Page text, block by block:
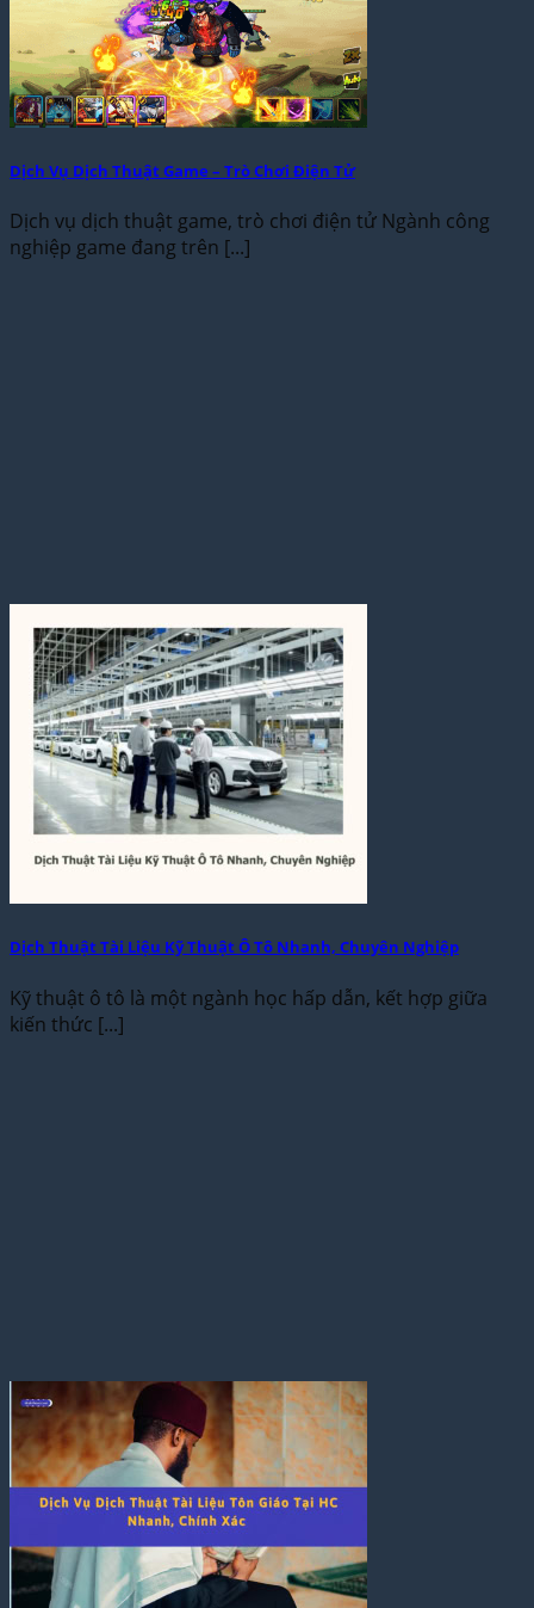
Dịch Vụ Dịch Thuật Game – Trò Chơi Điện Tử
Dịch vụ dịch thuật game, trò chơi điện tử Ngành công
nghiệp game đang trên [...]
Dịch Thuật Tài Liệu Kỹ Thuật Ô Tô Nhanh, Chuyên Nghiệp
Kỹ thuật ô tô là một ngành học hấp dẫn, kết hợp giữa
kiến thức [...]